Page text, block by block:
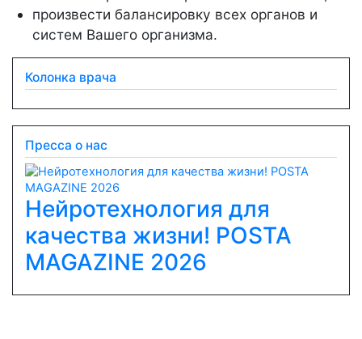
произвести балансировку всех органов и
систем Вашего организма.
Колонка врача
Пресса о нас
Нейротехнология для
качества жизни! POSTA
MAGAZINE 2026
Previous